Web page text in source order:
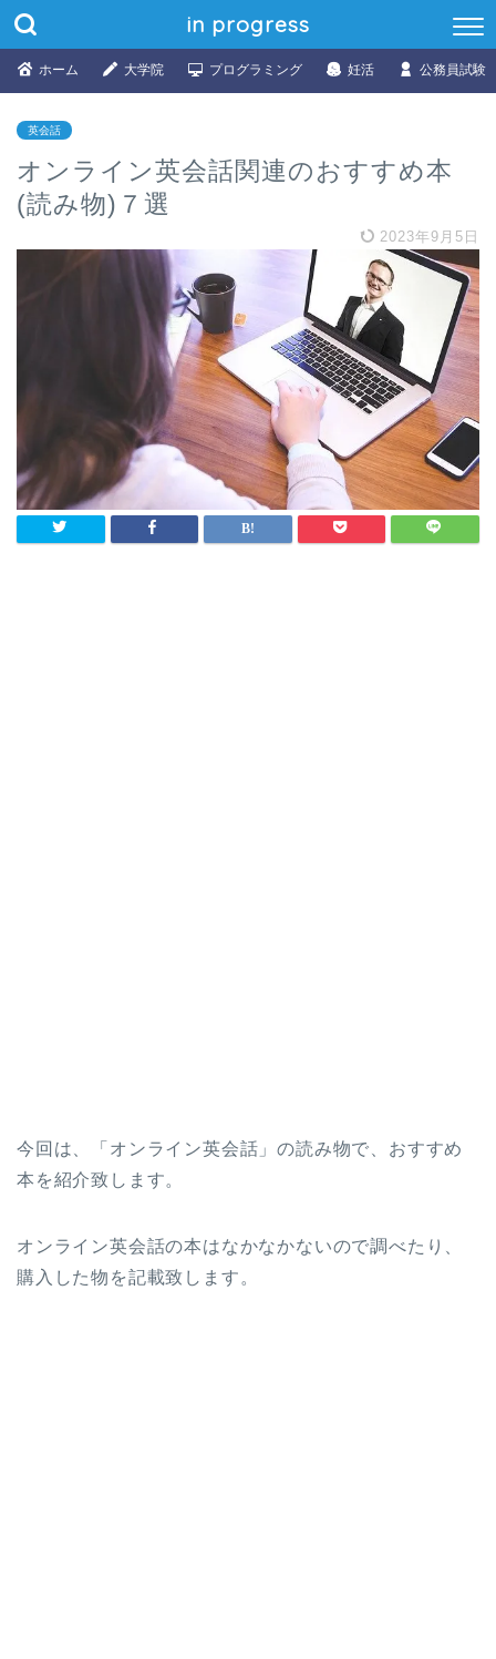
in progress
ホーム 大学院 プログラミング 妊活 公務員試験
英会話
オンライン英会話関連のおすすめ本
(読み物)７選
2023年9月5日
今回は、「オンライン英会話」の読み物で、おすすめ
本を紹介致します。
オンライン英会話の本はなかなかないので調べたり、
購入した物を記載致します。